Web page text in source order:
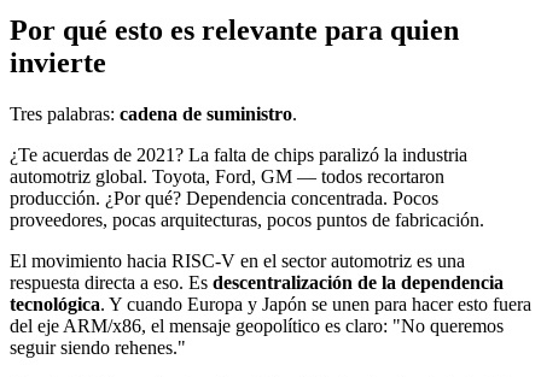
Por qué esto es relevante para quien
invierte
Tres palabras: cadena de suministro.
¿Te acuerdas de 2021? La falta de chips paralizó la industria
automotriz global. Toyota, Ford, GM — todos recortaron
producción. ¿Por qué? Dependencia concentrada. Pocos
proveedores, pocas arquitecturas, pocos puntos de fabricación.
El movimiento hacia RISC-V en el sector automotriz es una
respuesta directa a eso. Es descentralización de la dependencia
tecnológica. Y cuando Europa y Japón se unen para hacer esto fuera
del eje ARM/x86, el mensaje geopolítico es claro: "No queremos
seguir siendo rehenes."